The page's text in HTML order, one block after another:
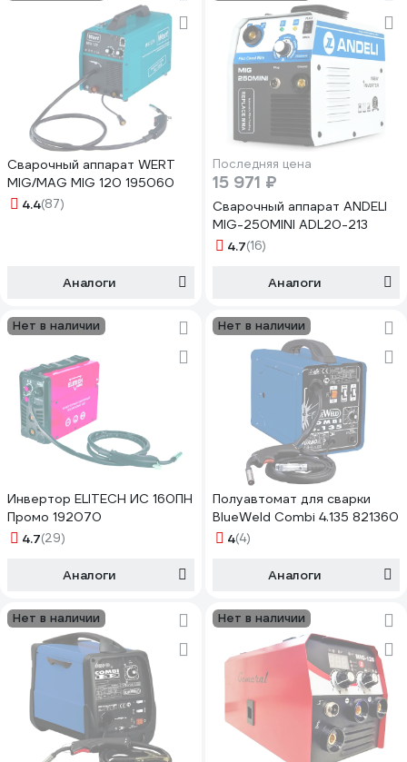
Сварочный аппарат WERT
MIG/MAG MIG 120 195060
4.4(87)
Аналоги
Последняя цена
15 971 ₽
Сварочный аппарат ANDELI
MIG-250MINI ADL20-213
4.7(16)
Аналоги
Нет в наличии
Инвертор ELITECH ИС 160ПН
Промо 192070
4.7(29)
Аналоги
Нет в наличии
Полуавтомат для сварки
BlueWeld Combi 4.135 821360
4(4)
Аналоги
Нет в наличии Нет в наличии